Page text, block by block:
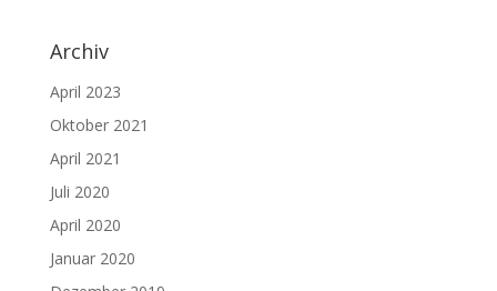
Archiv
April 2023
Oktober 2021
April 2021
Juli 2020
April 2020
Januar 2020